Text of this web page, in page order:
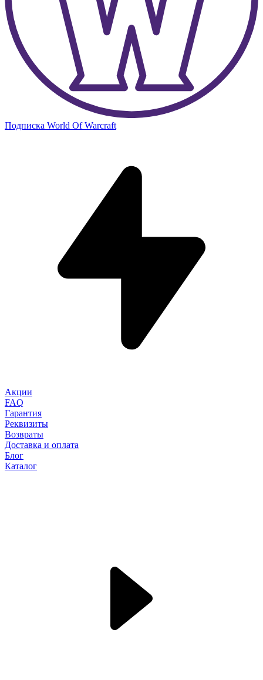
Подписка World Of Warcraft
Акции
FAQ
Гарантия
Реквизиты
Возвраты
Доставка и оплата
Блог
Каталог